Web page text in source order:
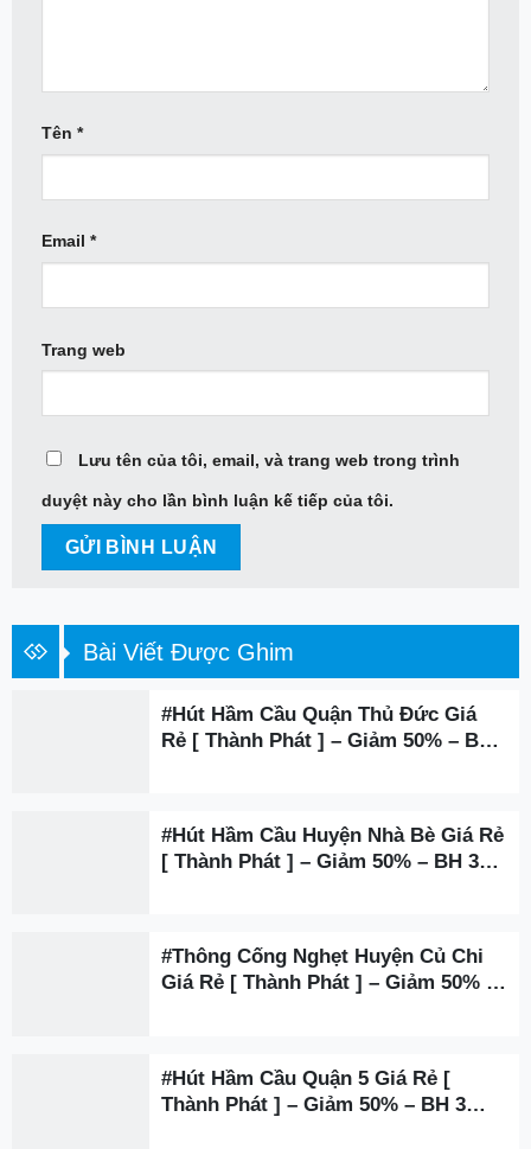
Tên *
Email *
Trang web
Lưu tên của tôi, email, và trang web trong trình
duyệt này cho lần bình luận kế tiếp của tôi.
Bài Viết Được Ghim
#Hút Hầm Cầu Quận Thủ Đức Giá
Rẻ [ Thành Phát ] – Giảm 50% – BH
#Hút Hầm Cầu Huyện Nhà Bè Giá Rẻ
[ Thành Phát ] – Giảm 50% – BH 3
#Thông Cống Nghẹt Huyện Củ Chi
Giá Rẻ [ Thành Phát ] – Giảm 50% –
#Hút Hầm Cầu Quận 5 Giá Rẻ [
Thành Phát ] – Giảm 50% – BH 3